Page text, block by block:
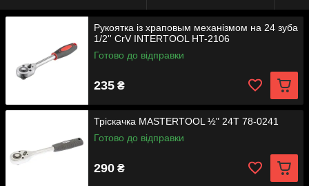
Рукоятка із храповым механізмом на 24 зуба
1/2'' CrV INTERTOOL HT-2106
Готово до відправки
235 ₴
Тріскачка MASTERTOOL ½" 24T 78-0241
Готово до відправки
290 ₴